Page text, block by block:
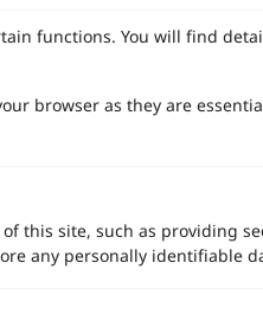
functions. You will find
browser as they are
this site, such as providing
any personally identifiable
รณภูมิ แอร์พอร์ท)
ากทั่วทุกมุมโลก Courtyard by